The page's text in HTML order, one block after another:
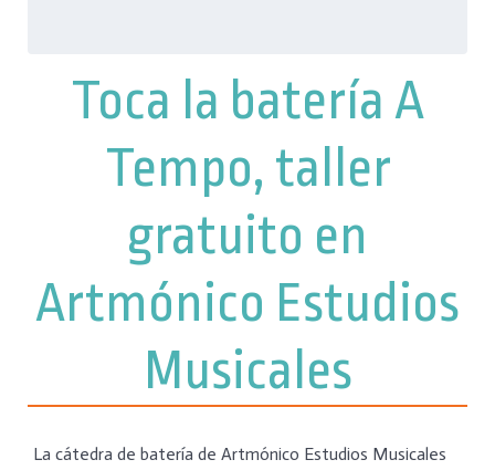
Toca la batería A
Tempo, taller
gratuito en
Artmónico Estudios
Musicales
La cátedra de batería de Artmónico Estudios Musicales